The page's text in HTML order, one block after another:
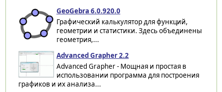
GeoGebra 6.0.920.0
Графический калькулятор для функций,
геометрии и статистики. Здесь объединены
геометрия,...
Advanced Grapher 2.2
Advanced Grapher - Мощная и простая в
использовании программа для построения
графиков и их анализа...